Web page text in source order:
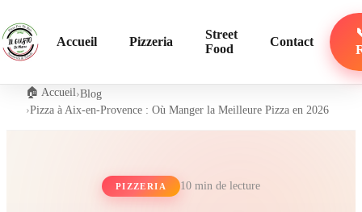
Accueil Pizzeria
Street
Food
Contact
🏠 Accueil›Blog
›Pizza à Aix-en-Provence : Où Manger la Meilleure Pizza en 2026
PIZZERIA 10 min de lecture